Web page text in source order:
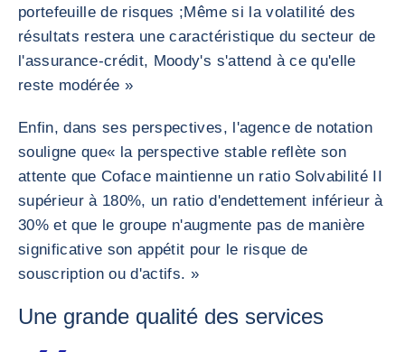
portefeuille de risques ;Même si la volatilité des
résultats restera une caractéristique du secteur de
l'assurance-crédit, Moody's s'attend à ce qu'elle
reste modérée »
Enfin, dans ses perspectives, l'agence de notation
souligne que« la perspective stable reflète son
attente que Coface maintienne un ratio Solvabilité II
supérieur à 180%, un ratio d'endettement inférieur à
30% et que le groupe n'augmente pas de manière
significative son appétit pour le risque de
souscription ou d'actifs. »
Une grande qualité des services